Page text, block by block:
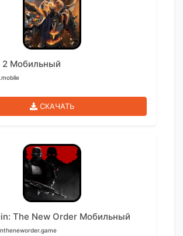
2 Мобильный
СКАЧАТЬ
The New Order Мобильный